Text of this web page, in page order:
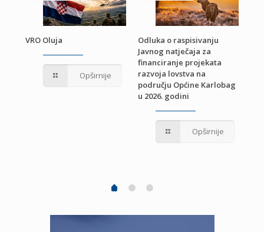
VRO Oluja
Opširnije
Odluka o raspisivanju
Javnog natječaja za
financiranje projekata
razvoja lovstva na
području Općine Karlobag
u 2026. godini
Opširnije